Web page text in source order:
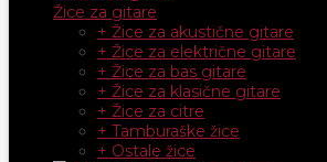
Žice za gitare
+ Žice za akustične gitare
+ Žice za električne gitare
+ Žice za bas gitare
+ Žice za klasične gitare
+ Žice za citre
+ Tamburaške žice
+ Ostale žice